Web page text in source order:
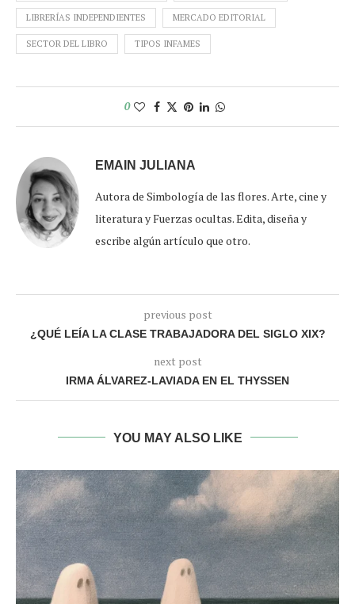
LIBRERÍAS INDEPENDIENTES MERCADO EDITORIAL
SECTOR DEL LIBRO TIPOS INFAMES
0
EMAIN JULIANA
Autora de Simbología de las flores. Arte, cine y
literatura y Fuerzas ocultas. Edita, diseña y
escribe algún artículo que otro.
previous post
¿QUÉ LEÍA LA CLASE TRABAJADORA DEL SIGLO XIX?
next post
IRMA ÁLVAREZ-LAVIADA EN EL THYSSEN
YOU MAY ALSO LIKE